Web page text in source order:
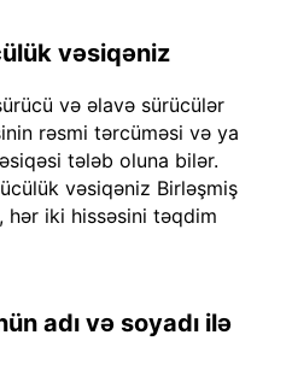
vəsiqəniz
və əlavə sürücülər
rəsmi tərcüməsi və ya
tələb oluna bilər.
vəsiqəniz Birləşmiş
hər iki hissəsini təqdim
adı və soyadı ilə